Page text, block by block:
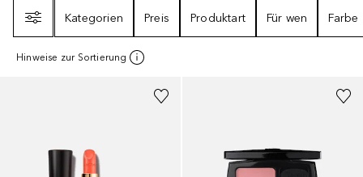
Kategorien
Preis Produktart Für wen Farbe
Hinweise zur Sortierung
+16